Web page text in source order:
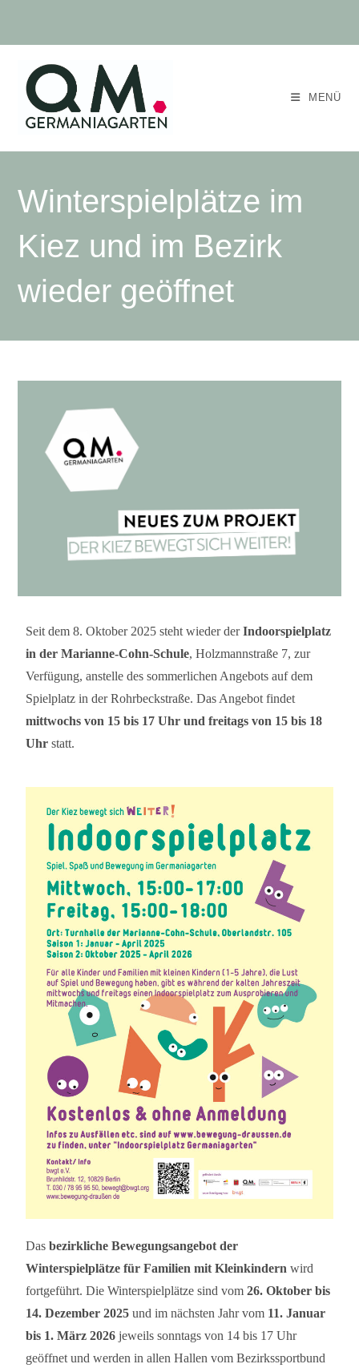
MENÜ
Winterspielplätze im
Kiez und im Bezirk
wieder geöffnet
Seit dem 8. Oktober 2025 steht wieder derIndoorspielplatz
in der Marianne-Cohn-Schule, Holzmannstraße 7, zur
Verfügung, anstelle des sommerlichen Angebots auf dem
Spielplatz in der Rohrbeckstraße. Das Angebot findet
mittwochs von 15 bis 17 Uhr und freitags von 15 bis 18
Uhr statt.
Dasbezirkliche Bewegungsangebot der
Winterspielplätze für Familien mit Kleinkindern wird
fortgeführt. Die Winterspielplätze sind vom26. Oktober bis
14. Dezember 2025 und im nächsten Jahr vom 11. Januar
bis 1. März 2026 jeweils sonntags von 14 bis 17 Uhr
geöffnet und werden in allen Hallen vom Bezirkssportbund